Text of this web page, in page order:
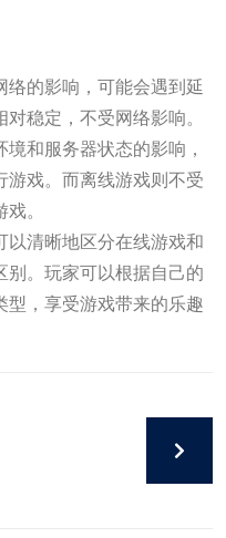
的影响，可能会遇到延
稳定，不受网络影响。
和服务器状态的影响，
游戏。而离线游戏则不受
。
以清晰地区分在线游戏和
别。玩家可以根据自己的
型，享受游戏带来的乐趣